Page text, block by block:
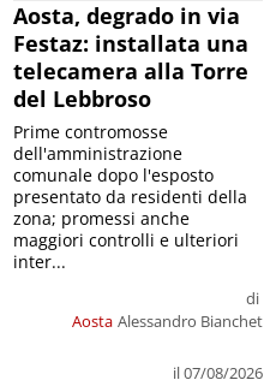
Aosta, degrado in via
Festaz: installata una
telecamera alla Torre
del Lebbroso
Aosta
di
Alessandro Bianchet
il 07/08/2026
Prime contromosse
dell'amministrazione
comunale dopo l'esposto
presentato da residenti della
zona; promessi anche
maggiori controlli e ulteriori
inter...